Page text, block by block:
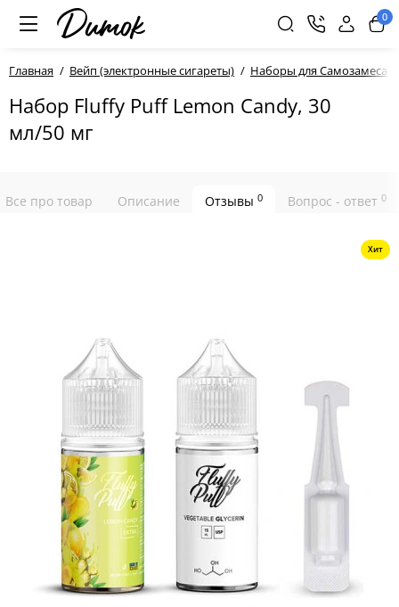
0
Главная Вейп (электронные сигареты) Наборы для Самозамеса
Набор Fluffy Puff Lemon Candy, 30
мл/50 мг
Все про товар Описание Отзывы 0 Вопрос - ответ 0
Хит